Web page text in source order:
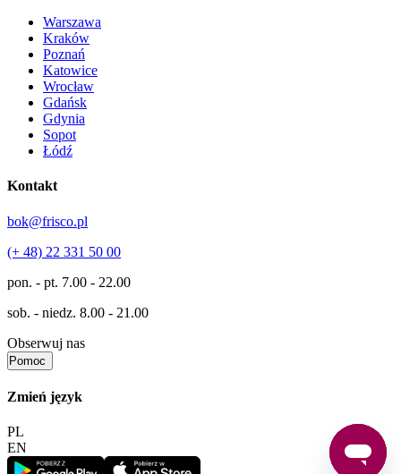
Warszawa
Kraków
Poznań
Katowice
Wrocław
Gdańsk
Gdynia
Sopot
Łódź
Kontakt
bok@frisco.pl
(+ 48) 22 331 50 00
pon. - pt. 7.00 - 22.00
sob. - niedz. 8.00 - 21.00
Obserwuj nas
Pomoc
Zmień język
PL
EN